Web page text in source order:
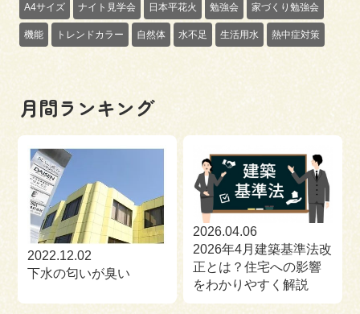
A4サイズ ナイト見学会 日本平花火 勉強会 家づくり勉強会
機能 トレンドカラー 自然体 水不足 生活用水 熱中症対策
月間ランキング
2022.12.02
下水の匂いが臭い
2026.04.06
2026年4月建築基準法改
正とは？住宅への影響
をわかりやすく解説